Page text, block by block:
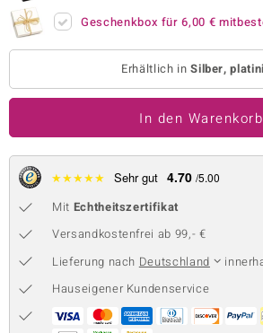
Collection
Collection
Geschenkbox für6,00 €
Erhältlich inSilber,
In den Warenkorb
★★★★★ Sehr gut 4.70 /5.00
Mit Echtheitszertifikat
Versandkostenfrei ab 99,- €
Lieferung nach Deutschland
Hauseigener Kundenservice